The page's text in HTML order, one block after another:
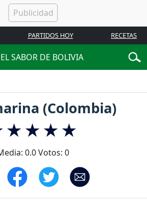
PARTIDOS HOY RECETAS
EL SABOR DE BOLIVIA
(Colombia)
0.0Votos: 0